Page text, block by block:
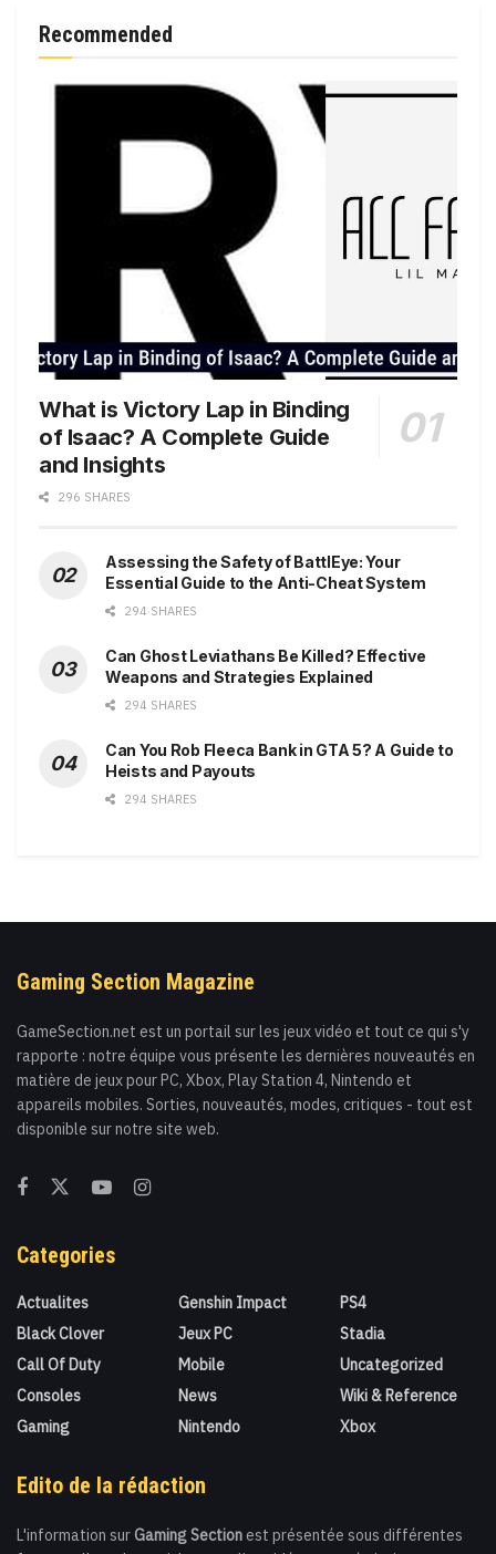
Recommended
What is Victory Lap in Binding
of Isaac? A Complete Guide
and Insights
296 SHARES
Assessing the Safety of BattlEye: Your
Essential Guide to the Anti-Cheat System
294 SHARES
Can Ghost Leviathans Be Killed? Effective
Weapons and Strategies Explained
294 SHARES
Can You Rob Fleeca Bank in GTA 5? A Guide to
Heists and Payouts
294 SHARES
Gaming Section Magazine
GameSection.net est un portail sur les jeux vidéo et tout ce qui s'y
rapporte : notre équipe vous présente les dernières nouveautés en
matière de jeux pour PC, Xbox, Play Station 4, Nintendo et
appareils mobiles. Sorties, nouveautés, modes, critiques - tout est
disponible sur notre site web.
Categories
Actualites
Black Clover
Call Of Duty
Consoles
Gaming
Genshin Impact
Jeux PC
Mobile
News
Nintendo
PS4
Stadia
Uncategorized
Wiki & Reference
Xbox
Edito de la rédaction
L'information sur Gaming Section est présentée sous différentes